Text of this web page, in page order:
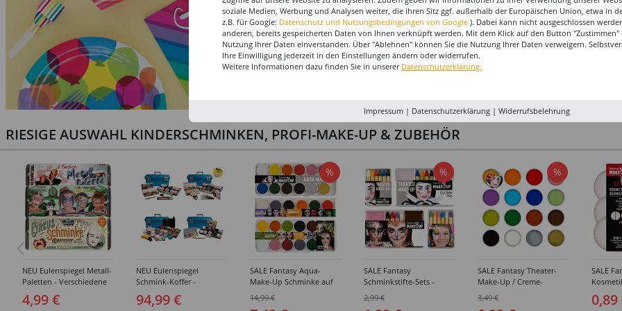
RIESIGE AUSWAHL KINDERSCHMINKEN, PROFI-MAKE-UP & ZUBEHÖR
NEU Eulenspiegel Metall-
Paletten - Verschiedene
4,99 €
NEU Eulenspiegel
Schmink-Koffer -
Ausführungen
94,99 €
%
SALE Fantasy Aqua-
Make-Up Schminke auf
Paletten - Verschiedene
14,99 €
%
SALE Fantasy
Schminkstifte-Sets -
Ausführungen
2,99 €
%
SALE Fantasy Theater-
Make-Up / Creme-
25g - Verschiedene
3,49 €
SALE
0,89
soziale Medien, Werbung und Analysen weiter, die ihren Sitz ggf. außerhalb der Europäischen Union, etwa in
z.B. für Google: Datenschutz und Nutzungsbedingungen von Google ). Dabei kann nicht ausgeschlossen
anderen, bereits gespeicherten Daten von Ihnen verknüpft werden. Mit dem Klick auf den Button "Zustimmen"
Nutzung Ihrer Daten einverstanden. Über "Ablehnen" können Sie die Nutzung Ihrer Daten verweigern.
Ihre Einwilligung jederzeit in den Einstellungen ändern oder widerrufen.
Weitere Informationen dazu finden Sie in unserer Datenschutzerklärung.
Impressum| Datenschutzerklärung| Widerrufsbelehrung